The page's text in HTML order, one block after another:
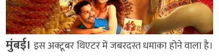
मुंबई। इस अक्टूबर थिएटर में जबरदस्त धमाका होने वाला है।